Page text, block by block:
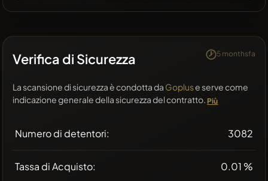
Verifica di Sicurezza 5 monthsfa
La scansione di sicurezza è condotta da Gopluse serve come
indicazione generale della sicurezza del contratto. Più
Numero di detentori: 3082
Tassa di Acquisto: 0.01 %